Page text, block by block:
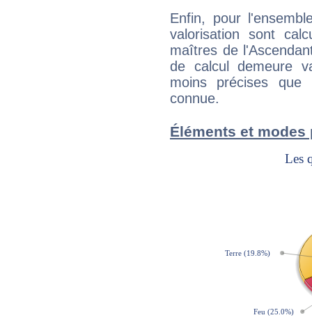
Enfin, pour
valorisation sont
maîtres de
de calcul demeure
moins précises que
connue.
Éléments et modes